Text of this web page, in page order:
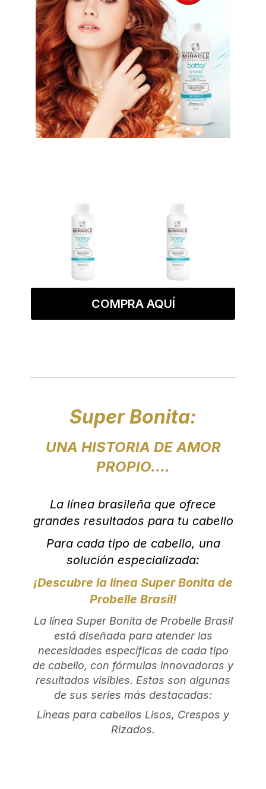
COMPRA AQUÍ
Super Bonita:
UNA HISTORIA DE AMOR
PROPIO....
La línea brasileña que ofrece
grandes resultados para tu cabello
Para cada tipo de cabello, una
solución especializada:
¡Descubre la línea Super Bonita de
Probelle Brasil!
La línea Super Bonita de Probelle Brasil
está diseñada para atender las
necesidades específicas de cada tipo
de cabello, con fórmulas innovadoras y
resultados visibles. Estas son algunas
de sus series más destacadas:
Líneas para cabellos Lisos, Crespos y
Rizados.